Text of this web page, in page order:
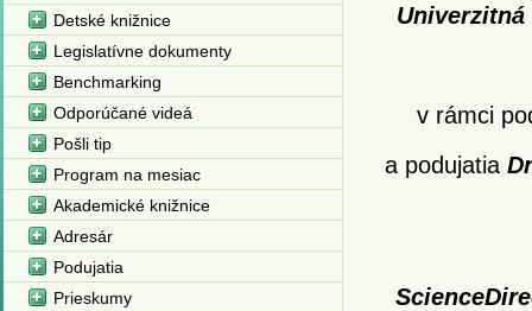
v rámci
a podujatia
Detské knižnice
Legislatívne dokumenty
Benchmarking
Odporúčané videá
Pošli tip
Program na mesiac
Akademické knižnice
Adresár
Podujatia
Prieskumy